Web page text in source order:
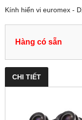
Kính hiển vi euromex -
Hàng có sẵn
CHI TIẾT